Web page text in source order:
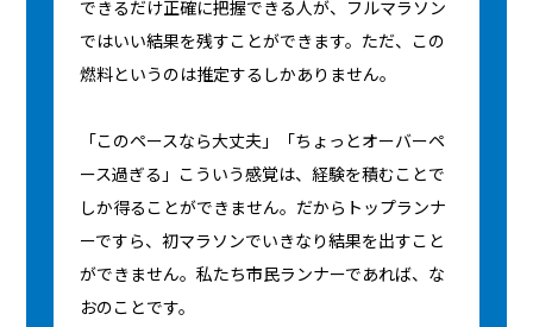
できるだけ正確に把握できる人が、フルマラソン
ではいい結果を残すことができます。ただ、この
燃料というのは推定するしかありません。
「このペースなら大丈夫」「ちょっとオーバーペ
ース過ぎる」こういう感覚は、経験を積むことで
しか得ることができません。だからトップランナ
ーですら、初マラソンでいきなり結果を出すこと
ができません。私たち市民ランナーであれば、な
おのことです。